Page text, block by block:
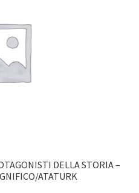
DELLA STORIA –
ATATURK